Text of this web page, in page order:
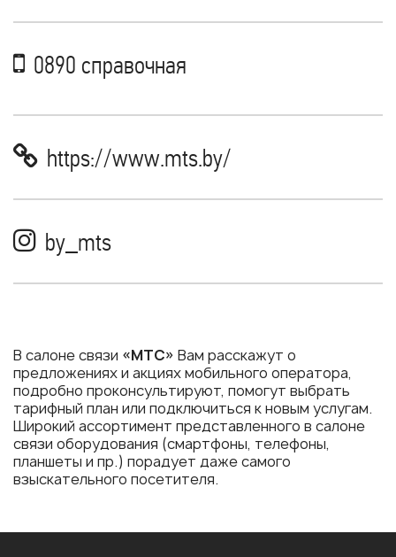
0890 справочная
https://www.mts.by/
by_mts
В салоне связи «МТС» Вам расскажут о
предложениях и акциях мобильного оператора,
подробно проконсультируют, помогут выбрать
тарифный план или подключиться к новым услугам.
Широкий ассортимент представленного в салоне
связи оборудования (смартфоны, телефоны,
планшеты и пр.) порадует даже самого
взыскательного посетителя.